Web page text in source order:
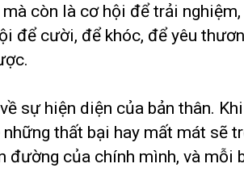
còn là cơ hội để trải
để cười, để khóc, để yêu
sự hiện diện của bản thân.
thất bại hay mất mát sẽ
đường của chính mình, và mỗi